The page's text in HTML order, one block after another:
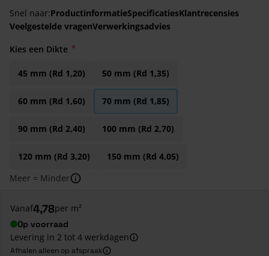
Snel naar:ProductinformatieSpecificatiesKlantrecensies
Veelgestelde vragenVerwerkingsadvies
Kies een Dikte
45 mm (Rd 1,20) 50 mm (Rd 1,35)
60 mm (Rd 1,60) 70 mm (Rd 1,85)
90 mm (Rd 2,40) 100 mm (Rd 2,70)
120 mm (Rd 3,20)
150 mm (Rd 4,05)
Meer = Minder
Vanaf4,78per m²
Op voorraad
Levering in 2 tot 4 werkdagen
Afhalen alleen op afspraak